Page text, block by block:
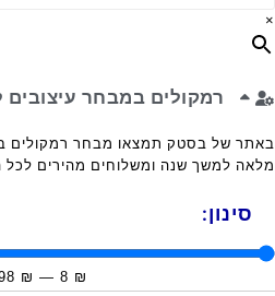
×
רמקולים במבחר עיצובים
באתר של בסטק תמצאו מבחר רמקולים
מלאה למשך שנה ומשלוחים מהירים לכל
סינון:
₪
8
—
₪